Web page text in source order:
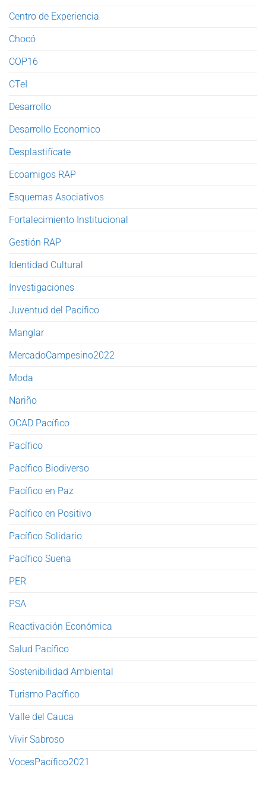
Centro de Experiencia
Chocó
COP16
CTeI
Desarrollo
Desarrollo Economico
Desplastifícate
Ecoamigos RAP
Esquemas Asociativos
Fortalecimiento Institucional
Gestión RAP
Identidad Cultural
Investigaciones
Juventud del Pacífico
Manglar
MercadoCampesino2022
Moda
Nariño
OCAD Pacífico
Pacífico
Pacífico Biodiverso
Pacífico en Paz
Pacífico en Positivo
Pacífico Solidario
Pacífico Suena
PER
PSA
Reactivación Económica
Salud Pacífico
Sostenibilidad Ambiental
Turismo Pacífico
Valle del Cauca
Vivir Sabroso
VocesPacífico2021